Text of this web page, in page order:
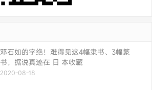
邓石如的字绝！难得见这4幅隶书、3幅篆
书，据说真迹在 日 本收藏
2020-08-18